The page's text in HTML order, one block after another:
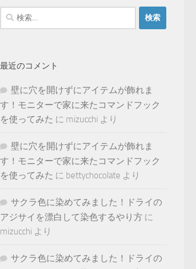
検
索:
最近のコメント
壁に穴を開けずにアイテムが飾れま
す！モニターで家に来たコマンドフック
を使ってみた に mizucchi より
壁に穴を開けずにアイテムが飾れま
す！モニターで家に来たコマンドフック
を使ってみた に bettychocolate より
サクラ色に染めてみました！ドライの
アジサイを漂白して染色するやり方 に
mizucchi より
サクラ色に染めてみました！ドライの